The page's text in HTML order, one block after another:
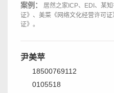
案例：
居然之家ICP、EDI、某
证》、美菜《网络文化经营许可
证》。
尹美苹
18500769112
0105518